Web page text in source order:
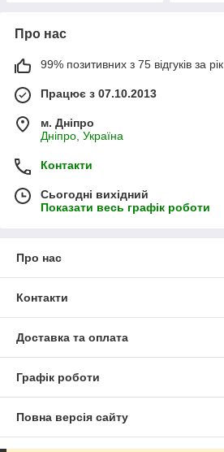
Про нас
99% позитивних з 75 відгуків за рік
Працює з 07.10.2013
м. Дніпро
Дніпро, Україна
Контакти
Сьогодні вихідний
Показати весь графік роботи
Про нас
Контакти
Доставка та оплата
Графік роботи
Повна версія сайту